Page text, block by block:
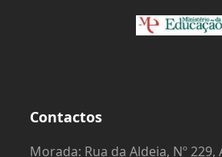
Contactos
Morada: Rua da Aldeia, Nº